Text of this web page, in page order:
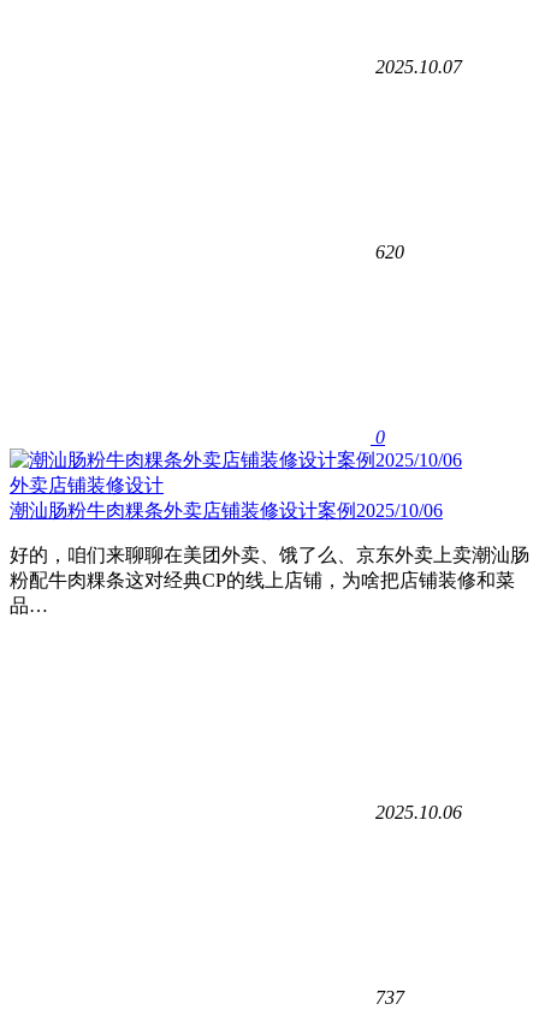
2025.10.07
620
0
外卖店铺装修设计
潮汕肠粉牛肉粿条外卖店铺装修设计案例2025/10/06
好的，咱们来聊聊在美团外卖、饿了么、京东外卖上卖潮汕肠
粉配牛肉粿条这对经典CP的线上店铺，为啥把店铺装修和菜
品…
2025.10.06
737